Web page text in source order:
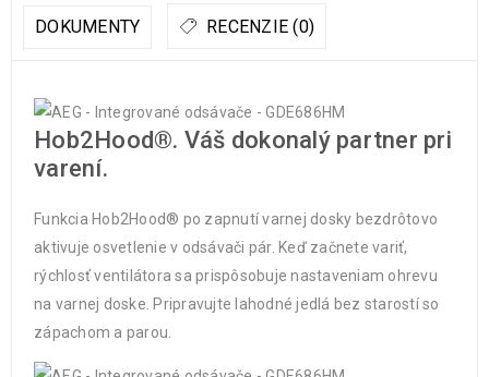
DOKUMENTY RECENZIE (0)
Hob2Hood®. Váš dokonalý partner pri
varení.
Funkcia Hob2Hood® po zapnutí varnej dosky bezdrôtovo
aktivuje osvetlenie v odsávači pár. Keď začnete variť,
rýchlosť ventilátora sa prispôsobuje nastaveniam ohrevu
na varnej doske. Pripravujte lahodné jedlá bez starostí so
zápachom a parou.